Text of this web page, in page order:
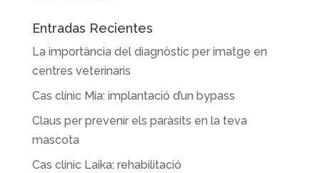
c
e
b
o
o
k
a
gr
a
m
e
d
Entradas Recientes
La importància del diagnòstic per imatge en
centres veterinaris
Cas clínic Mia: implantació d’un bypass
Claus per prevenir els paràsits en la teva
mascota
Cas clínic Laika: rehabilitació